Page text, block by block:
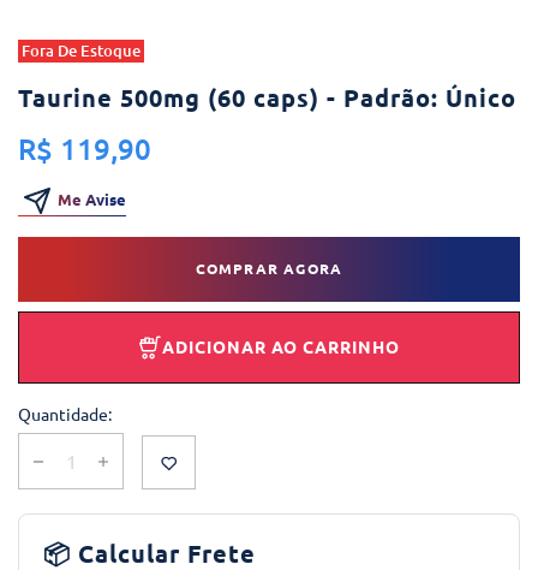
Fora De Estoque
Taurine 500mg (60 caps) - Padrão: Único
R$ 119,90
Me Avise
COMPRAR AGORA
ADICIONAR AO CARRINHO
Quantidade:
📦 Calcular Frete